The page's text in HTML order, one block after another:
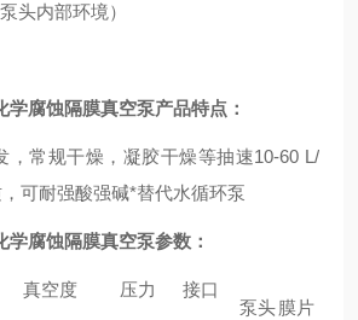
头内部环境）
学腐蚀隔膜真空泵产品特点：
，常规干燥，凝胶干燥等抽速10-60 L/
可耐强酸强碱*替代水循环泵
学腐蚀隔膜真空泵参数：
真空度 压力 接口
泵头膜片